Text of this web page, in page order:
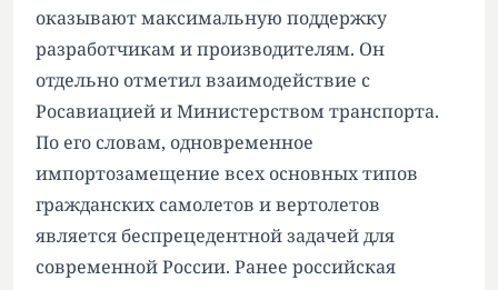
оказывают максимальную поддержку
разработчикам и производителям. Он
отдельно отметил взаимодействие с
Росавиацией и Министерством транспорта.
По его словам, одновременное
импортозамещение всех основных типов
гражданских самолетов и вертолетов
является беспрецедентной задачей для
современной России. Ранее российская